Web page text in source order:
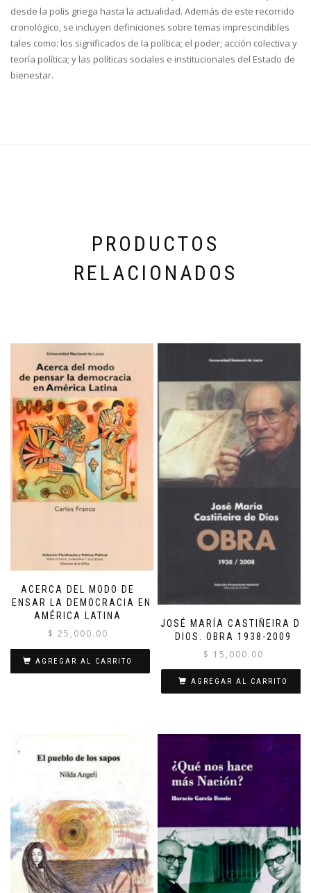
desde la polis griega hasta la actualidad. Además de este recorrido
cronológico, se incluyen definiciones sobre temas imprescindibles
tales como: los significados de la política; el poder; acción colectiva y
teoría política; y las políticas sociales e institucionales del Estado de
bienestar.
PRODUCTOS
RELACIONADOS
ACERCA DEL MODO DE
PENSAR LA DEMOCRACIA EN
AMÉRICA LATINA
$ 25,000.00
AGREGAR AL CARRITO
JOSÉ MARÍA CASTIÑEIRA DE
DIOS. OBRA 1938-2009
$ 15,000.00
AGREGAR AL CARRITO